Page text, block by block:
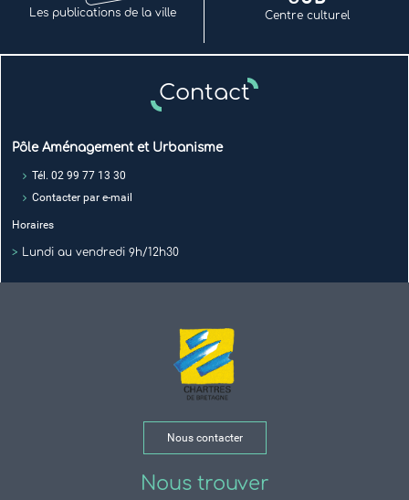
Les publications de la ville Centre culturel
Contact
Pôle Aménagement et Urbanisme
Tél. 02 99 77 13 30
Contacter par e-mail
Horaires
> Lundi au vendredi 9h/12h30
Nous contacter
Nous trouver